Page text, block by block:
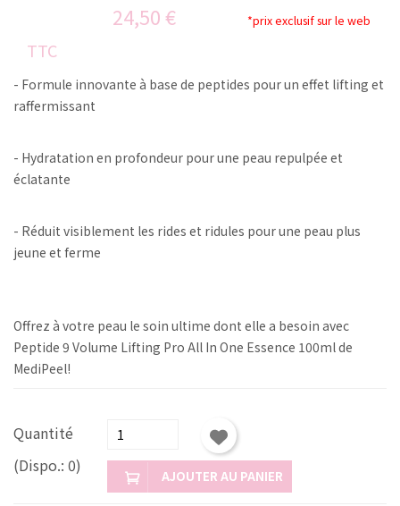
24,50 € *prix exclusif sur le web
TTC
- Formule innovante à base de peptides pour un effet lifting et
raffermissant
- Hydratation en profondeur pour une peau repulpée et
éclatante
- Réduit visiblement les rides et ridules pour une peau plus
jeune et ferme
Offrez à votre peau le soin ultime dont elle a besoin avec
Peptide 9 Volume Lifting Pro All In One Essence 100ml de
MediPeel!
Quantité
(Dispo.: 0)
AJOUTER AU PANIER